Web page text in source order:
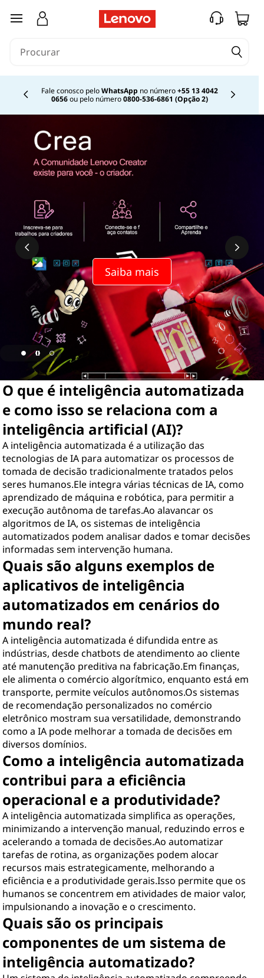
saltar para o conteúdo principal
Fale conosco peloWhatsApp no número+55 13 4042
0656ou pelo número0800-536-6861 (Opção 2)
Currently displaying item 2 of
Saiba mais
O que é inteligência automatizada
e como isso se relaciona com a
inteligência artificial (AI)?
A inteligência automatizada é a utilização das
tecnologias de IA para automatizar os processos de
tomada de decisão tradicionalmente tratados pelos
seres humanos.Ele integra várias técnicas de IA, como
aprendizado de máquina e robótica, para permitir a
execução autônoma de tarefas.Ao alavancar os
algoritmos de IA, os sistemas de inteligência
automatizados podem analisar dados e tomar decisões
informadas sem intervenção humana.
Quais são alguns exemplos de
aplicativos de inteligência
automatizados em cenários do
mundo real?
A inteligência automatizada é difundida entre as
indústrias, desde chatbots de atendimento ao cliente
até manutenção preditiva na fabricação.Em finanças,
ele alimenta o comércio algorítmico, enquanto está em
transporte, permite veículos autônomos.Os sistemas
de recomendação personalizados no comércio
eletrônico mostram sua versatilidade, demonstrando
como a IA pode melhorar a tomada de decisões em
diversos domínios.
Como a inteligência automatizada
contribui para a eficiência
operacional e a produtividade?
A inteligência automatizada simplifica as operações,
minimizando a intervenção manual, reduzindo erros e
acelerando a tomada de decisões.Ao automatizar
tarefas de rotina, as organizações podem alocar
recursos mais estrategicamente, melhorando a
eficiência e a produtividade gerais.Isso permite que os
humanos se concentrem em atividades de maior valor,
impulsionando a inovação e o crescimento.
Quais são os principais
componentes de um sistema de
inteligência automatizado?